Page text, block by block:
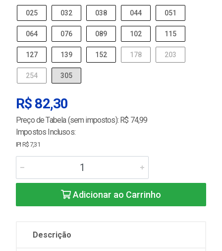
025 032 038 044 051
064 076 089 102 115
127 139 152 178 203
254 305
R$ 82,30
Preço de Tabela (sem impostos): R$ 74,99
Impostos Inclusos:
IPI R$ 7,31
Adicionar ao Carrinho
Descrição